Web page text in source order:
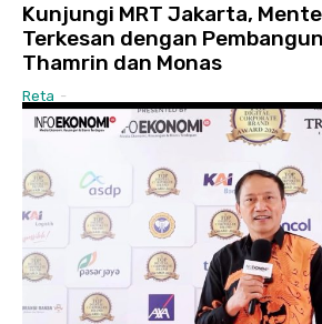
Kunjungi MRT Jakarta,
Terkesan dengan
Thamrin dan Monas
Reta -